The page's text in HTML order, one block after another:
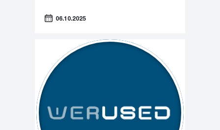
06.10.2025